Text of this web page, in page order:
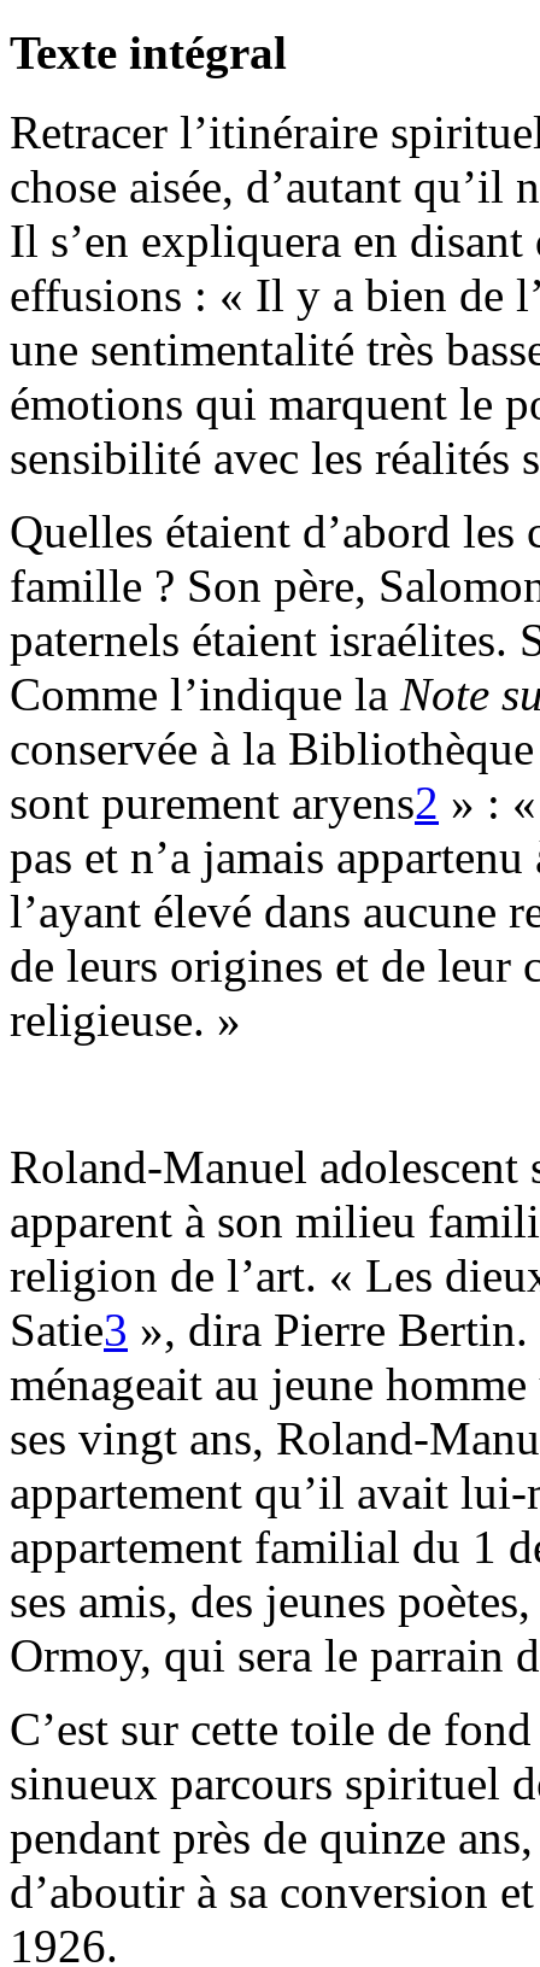
Texte intégral
Retracer l’itinéraire
chose aisée, d’autant qu’il
Il s’en expliquera en disant
effusions : « Il y a bien de
une sentimentalité très
émotions qui marquent le
sensibilité avec les réalités
Quelles étaient d’abord
famille ? Son père,
paternels étaient israélites.
Comme l’indique la Note
conservée à la
sont purement aryens2 » :
pas et n’a jamais
l’ayant élevé dans aucune
de leurs origines et de leur
religieuse. »
Roland-Manuel adolescent
apparent à son milieu
religion de l’art. « Les
Satie3 », dira Pierre
ménageait au jeune
ses vingt ans, Roland-
appartement qu’il avait lui-
appartement familial du 1
ses amis, des jeunes
Ormoy, qui sera le parrain
C’est sur cette toile de
sinueux parcours spirituel
pendant près de quinze
d’aboutir à sa conversion
1926.